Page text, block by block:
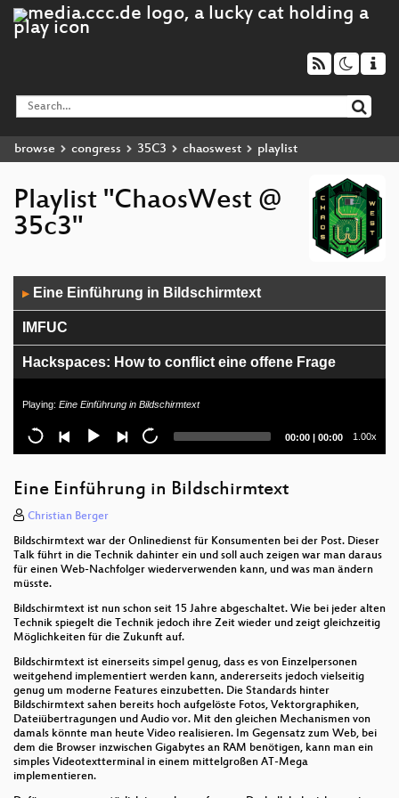
browse congress 35C3 chaoswest playlist
Playlist "ChaosWest @
35c3"
Player
▶ Eine Einführung in Bildschirmtext
IMFUC
Hackspaces: How to conflict eine offene Frage
- Algorithmic Bias & der österreichische
Arbeitsmarkt
Nothing new about XSS in impress.js
Cloudcalypse: It looks like you've reached the end.
How to take your data into net2o
Chatbots im Kundenservice - Are we still talking
wirtschaft hacken!
Security Expedition in b0rkenLand - Watch out!
There are dangerous Security Problems
Introduction to Network Security
p≡p Engine Development - Tales of a MIME Warrior
Playing: Eine Einführung in Bildschirmtext
Current
00:00 | Total
00:00 1.00x
Eine Einführung in Bildschirmtext
Christian Berger
Bildschirmtext war der Onlinedienst für Konsumenten bei der Post. Dieser
Talk führt in die Technik dahinter ein und soll auch zeigen war man daraus
für einen Web-Nachfolger wiederverwenden kann, und was man ändern
müsste.
Bildschirmtext ist nun schon seit 15 Jahre abgeschaltet. Wie bei jeder alten
Technik spiegelt die Technik jedoch ihre Zeit wieder und zeigt gleichzeitig
Möglichkeiten für die Zukunft auf.
Bildschirmtext ist einerseits simpel genug, dass es von Einzelpersonen
weitgehend implementiert werden kann, andererseits jedoch vielseitig
genug um moderne Features einzubetten. Die Standards hinter
Bildschirmtext sahen bereits hoch aufgelöste Fotos, Vektorgraphiken,
Dateiübertragungen und Audio vor. Mit den gleichen Mechanismen von
damals könnte man heute Video realisieren. Im Gegensatz zum Web, bei
dem die Browser inzwischen Gigabytes an RAM benötigen, kann man ein
simples Videotextterminal in einem mittelgroßen AT-Mega
implementieren.